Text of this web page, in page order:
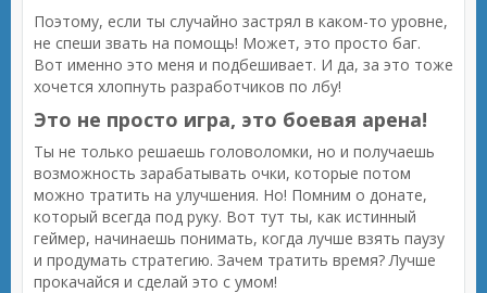
Поэтому, если ты случайно застрял в каком-то уровне,
не спеши звать на помощь! Может, это просто баг.
Вот именно это меня и подбешивает. И да, за это тоже
хочется хлопнуть разработчиков по лбу!
Это не просто игра, это боевая арена!
Ты не только решаешь головоломки, но и получаешь
возможность зарабатывать очки, которые потом
можно тратить на улучшения. Но! Помним о донате,
который всегда под руку. Вот тут ты, как истинный
геймер, начинаешь понимать, когда лучше взять паузу
и продумать стратегию. Зачем тратить время? Лучше
прокачайся и сделай это с умом!